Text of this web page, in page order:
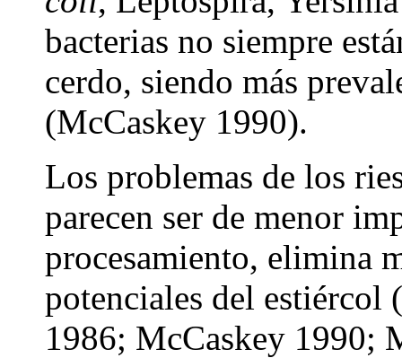
bacterias no siempre
cerdo, siendo más
(McCaskey 1990).
Los problemas de los
parecen ser de menor
procesamiento, elimina
potenciales del
1986; McCaskey 1990;